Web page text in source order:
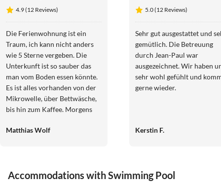
Residence
Ferme de
4.9 (12 Reviews)
Die Ferienwohnung ist ein
Traum, ich kann nicht anders
wie 5 Sterne vergeben. Die
Unterkunft ist so sauber das
man vom Boden essen könnte.
Es ist alles vorhanden von der
Mikrowelle, über Bettwäsche,
bis hin zum Kaffee. Morgens
Sonnenaufgang auf wenn man
man über den Dingen steht,
Matthias Wolf
Lovely studio
on the
wall
5.0 (12 Reviews)
Sehr gut ausgestattet und
gemütlich. Die Betreuung
durch Jean-Paul war
ausgezeichnet. Wir haben
sehr wohl gefühlt und
gerne wieder.
Kerstin F.
Accommodations with Swimming Pool